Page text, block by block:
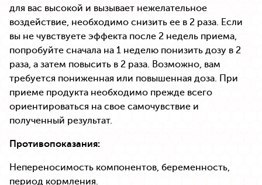
для вас высокой и вызывает нежелательное
воздействие, необходимо снизить ее в 2 раза. Если
вы не чувствуете эффекта после 2 недель приема,
попробуйте сначала на 1 неделю понизить дозу в 2
раза, а затем повысить в 2 раза. Возможно, вам
требуется пониженная или повышенная доза. При
приеме продукта необходимо прежде всего
ориентироваться на свое самочувствие и
полученный результат.
Противопоказания:
Непереносимость компонентов, беременность,
период кормления.